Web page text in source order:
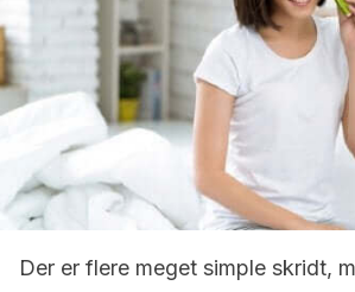
Der er flere meget simple skridt,